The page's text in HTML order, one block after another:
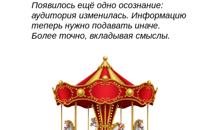
Появилось ещё одно осознание:
аудитория изменилась. Информацию
теперь нужно подавать иначе.
Более точно, вкладывая смыслы.